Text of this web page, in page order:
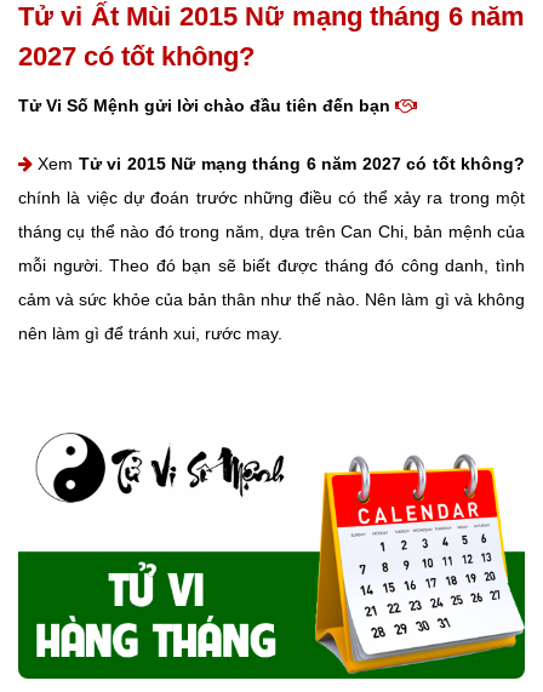
Tử vi Ất Mùi 2015 Nữ mạng tháng 6 năm
2027 có tốt không?
Tử Vi Số Mệnh gửi lời chào đầu tiên đến bạn
Xem Tử vi 2015 Nữ mạng tháng 6 năm 2027 có tốt không?
chính là việc dự đoán trước những điều có thể xảy ra trong một
tháng cụ thể nào đó trong năm, dựa trên Can Chi, bản mệnh của
mỗi người. Theo đó bạn sẽ biết được tháng đó công danh, tình
cảm và sức khỏe của bản thân như thế nào. Nên làm gì và không
nên làm gì để tránh xui, rước may.